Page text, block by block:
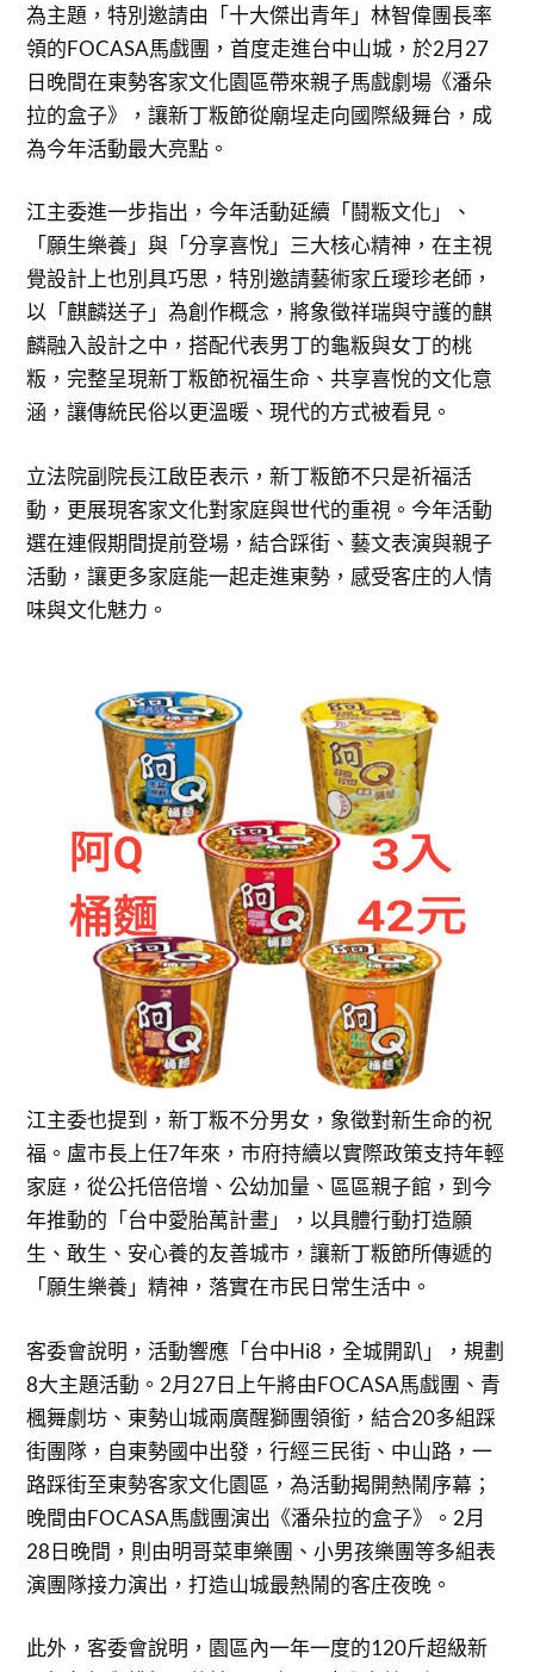
為主題，特別邀請由「十大傑出青年」林智偉團長率
領的FOCASA馬戲團，首度走進台中山城，於2月27
日晚間在東勢客家文化園區帶來親子馬戲劇場《潘朵
拉的盒子》，讓新丁粄節從廟埕走向國際級舞台，成
為今年活動最大亮點。
江主委進一步指出，今年活動延續「鬪粄文化」、
「願生樂養」與「分享喜悅」三大核心精神，在主視
覺設計上也別具巧思，特別邀請藝術家丘璦珍老師，
以「麒麟送子」為創作概念，將象徵祥瑞與守護的麒
麟融入設計之中，搭配代表男丁的龜粄與女丁的桃
粄，完整呈現新丁粄節祝福生命、共享喜悅的文化意
涵，讓傳統民俗以更溫暖、現代的方式被看見。
立法院副院長江啟臣表示，新丁粄節不只是祈福活
動，更展現客家文化對家庭與世代的重視。今年活動
選在連假期間提前登場，結合踩街、藝文表演與親子
活動，讓更多家庭能一起走進東勢，感受客庄的人情
味與文化魅力。
江主委也提到，新丁粄不分男女，象徵對新生命的祝
福。盧市長上任7年來，市府持續以實際政策支持年輕
家庭，從公托倍倍增、公幼加量、區區親子館，到今
年推動的「台中愛胎萬計畫」，以具體行動打造願
生、敢生、安心養的友善城市，讓新丁粄節所傳遞的
「願生樂養」精神，落實在市民日常生活中。
客委會說明，活動響應「台中Hi8，全城開趴」，規劃
8大主題活動。2月27日上午將由FOCASA馬戲團、青
楓舞劇坊、東勢山城兩廣醒獅團領銜，結合20多組踩
街團隊，自東勢國中出發，行經三民街、中山路，一
路踩街至東勢客家文化園區，為活動揭開熱鬧序幕；
晚間由FOCASA馬戲團演出《潘朵拉的盒子》。2月
28日晚間，則由明哥菜車樂團、小男孩樂團等多組表
演團隊接力演出，打造山城最熱鬧的客庄夜晚。
此外，客委會說明，園區內一年一度的120斤超級新